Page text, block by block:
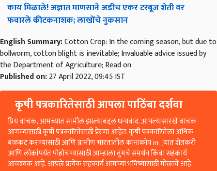
काय मिळाले! अज्ञात माणसाने अडीच एकर टरबूज शेती वर
फवारले कीटकनाशक; लाखोंचे नुकसान
English Summary:Cotton Crop: In the coming season, but due to
bollworm, cotton blight is inevitable; Invaluable advice issued by
the Department of Agriculture; Read on
Published on:27 April 2022, 09:45 IST
कृषी पत्रकारितेसाठी आपला पाठिंबा दर्शवा
प्रिय वाचक, आमच्यात सामील झाल्याबद्दल धन्यवाद. आपल्यासारखे वाचक
आमच्यासाठी कृषी पत्रकारितेसाठी प्रेरणा आहेत. कृषी पत्रकारितेला अधिक
बळकट करण्यासाठी आणि ग्रामीण भारतातील कानाकोप in्यात शेतकरी
आणि लोकांपर्यंत पोहोचण्यासाठी आम्हाला तुमचे समर्थन किंवा सहकार्य
आवश्यक आहे. आपले प्रत्येक सहकार्य आमच्या भविष्यासाठी मोलाचे आहे.